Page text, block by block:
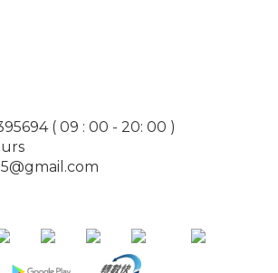
( 09 : 00 - 20: 00 )